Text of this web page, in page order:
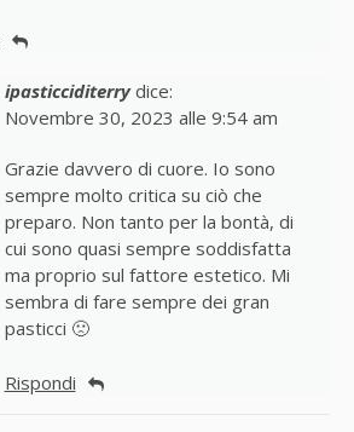
ipasticciditerry dice:
Novembre 30, 2023 alle 9:54 am
Grazie davvero di cuore. Io sono
sempre molto critica su ciò che
preparo. Non tanto per la bontà, di
cui sono quasi sempre soddisfatta
ma proprio sul fattore estetico. Mi
sembra di fare sempre dei gran
pasticci 🙁
Rispondi